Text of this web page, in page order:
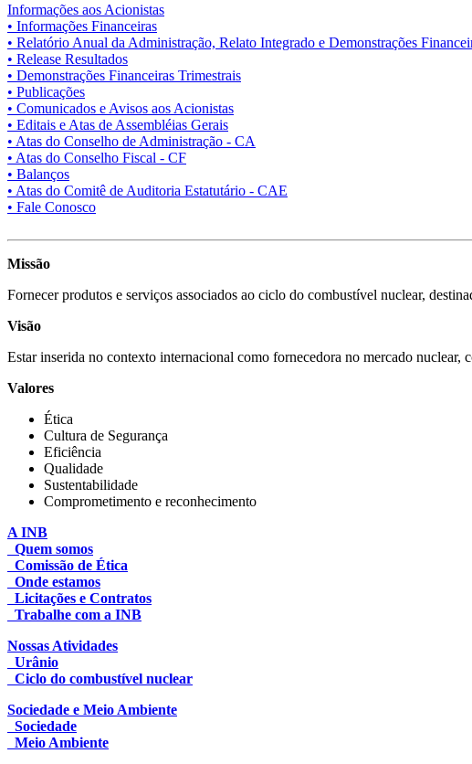
Informações aos Acionistas
• Informações Financeiras
• Relatório Anual da Administração, Relato Integrado e Demonstrações
• Release Resultados
• Demonstrações Financeiras Trimestrais
• Publicações
• Comunicados e Avisos aos Acionistas
• Editais e Atas de Assembléias Gerais
• Atas do Conselho de Administração - CA
• Atas do Conselho Fiscal - CF
• Balanços
• Atas do Comitê de Auditoria Estatutário - CAE
• Fale Conosco
Missão
Fornecer produtos e serviços associados ao ciclo do combustível nuclear,
Visão
Estar inserida no contexto internacional como fornecedora no mercado nuclear,
Valores
Ética
Cultura de Segurança
Eficiência
Qualidade
Sustentabilidade
Comprometimento e reconhecimento
A INB
Quem somos
Comissão de Ética
Onde estamos
Licitações e Contratos
Trabalhe com a INB
Nossas Atividades
Urânio
Ciclo do combustível nuclear
Sociedade e Meio Ambiente
Sociedade
Meio Ambiente